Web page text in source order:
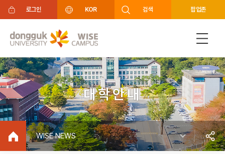
주메뉴 바로가기
푸터 바로가기
로그인 KOR 검색 팝업존
대학안내
WISE NEWS